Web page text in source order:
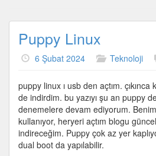
Puppy Linux
6 Şubat 2024 Teknoloji
puppy linux ı usb den açtım.
de indirdim. bu yazıyı şu an puppy
denemelere devam ediyorum.
kullanıyor, heryeri açtım blogu
indireceğim. Puppy çok az yer
dual boot da yapılabilir.